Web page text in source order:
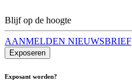
Blijf op de hoogte
AANMELDEN NIEUWSBRIEF
Exposeren
Exposant worden?